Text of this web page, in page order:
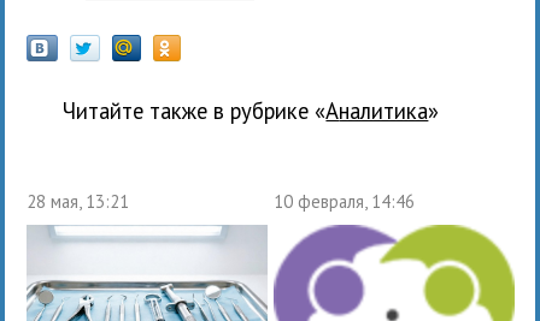
Читайте также в рубрике « Аналитика»
28 мая, 13:21 10 февраля, 14:46